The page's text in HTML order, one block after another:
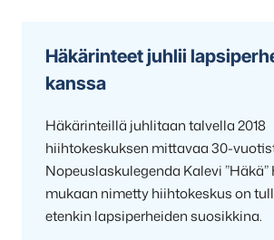
Häkärinteet juhlii
kanssa
Häkärinteillä juhlitaan talvella 2018
hiihtokeskuksen mittavaa 30-
Nopeuslaskulegenda Kalevi ”Häkä”
mukaan nimetty hiihtokeskus on
etenkin lapsiperheiden suosikkina.